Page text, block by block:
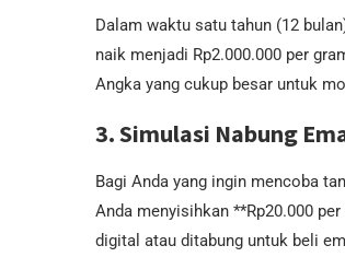
Dalam waktu satu tahun (12
naik menjadi Rp2.000.000 per
Angka yang cukup besar untuk
3. Simulasi Nabung
Bagi Anda yang ingin mencoba
Anda menyisihkan **Rp20.000
digital atau ditabung untuk beli